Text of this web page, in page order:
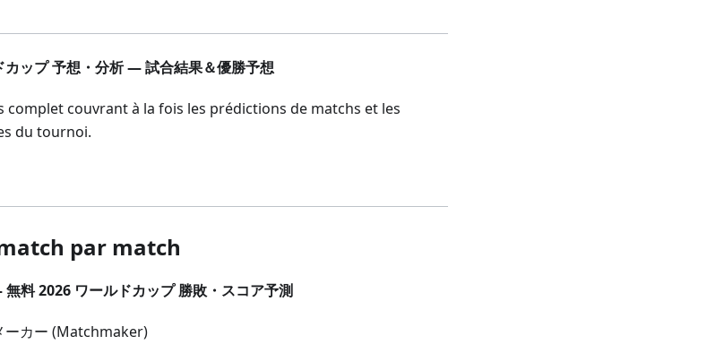
カップ 予想・分析 — 試合結果＆優勝予想
complet couvrant à la fois les prédictions de matchs et les
du tournoi.
par match
料 2026 ワールドカップ 勝敗・スコア予測
ーカー (Matchmaker)